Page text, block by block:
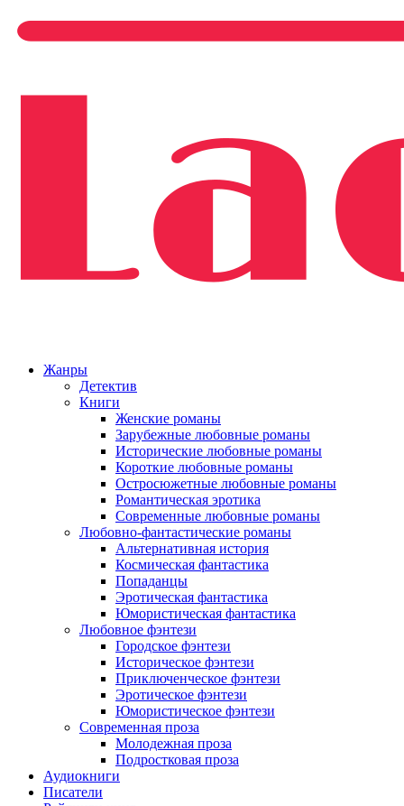
Жанры
Детектив
Книги
Женские романы
Зарубежные любовные романы
Исторические любовные романы
Короткие любовные романы
Остросюжетные любовные романы
Романтическая эротика
Современные любовные романы
Любовно-фантастические романы
Альтернативная история
Космическая фантастика
Попаданцы
Эротическая фантастика
Юмористическая фантастика
Любовное фэнтези
Городское фэнтези
Историческое фэнтези
Приключенческое фэнтези
Эротическое фэнтези
Юмористическое фэнтези
Современная проза
Молодежная проза
Подростковая проза
Аудиокниги
Писатели